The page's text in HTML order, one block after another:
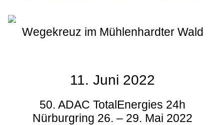
Wegekreuz im Mühlenhardter Wald
11. Juni 2022
50. ADAC TotalEnergies 24h
Nürburgring 26. – 29. Mai 2022